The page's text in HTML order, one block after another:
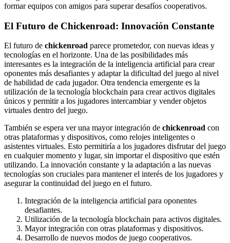
formar equipos con amigos para superar desafíos cooperativos.
El Futuro de Chickenroad: Innovación Constante
El futuro de chickenroad parece prometedor, con nuevas ideas y
tecnologías en el horizonte. Una de las posibilidades más
interesantes es la integración de la inteligencia artificial para crear
oponentes más desafiantes y adaptar la dificultad del juego al nivel
de habilidad de cada jugador. Otra tendencia emergente es la
utilización de la tecnología blockchain para crear activos digitales
únicos y permitir a los jugadores intercambiar y vender objetos
virtuales dentro del juego.
También se espera ver una mayor integración de chickenroad con
otras plataformas y dispositivos, como relojes inteligentes o
asistentes virtuales. Esto permitiría a los jugadores disfrutar del juego
en cualquier momento y lugar, sin importar el dispositivo que estén
utilizando. La innovación constante y la adaptación a las nuevas
tecnologías son cruciales para mantener el interés de los jugadores y
asegurar la continuidad del juego en el futuro.
Integración de la inteligencia artificial para oponentes
desafiantes.
Utilización de la tecnología blockchain para activos digitales.
Mayor integración con otras plataformas y dispositivos.
Desarrollo de nuevos modos de juego cooperativos.